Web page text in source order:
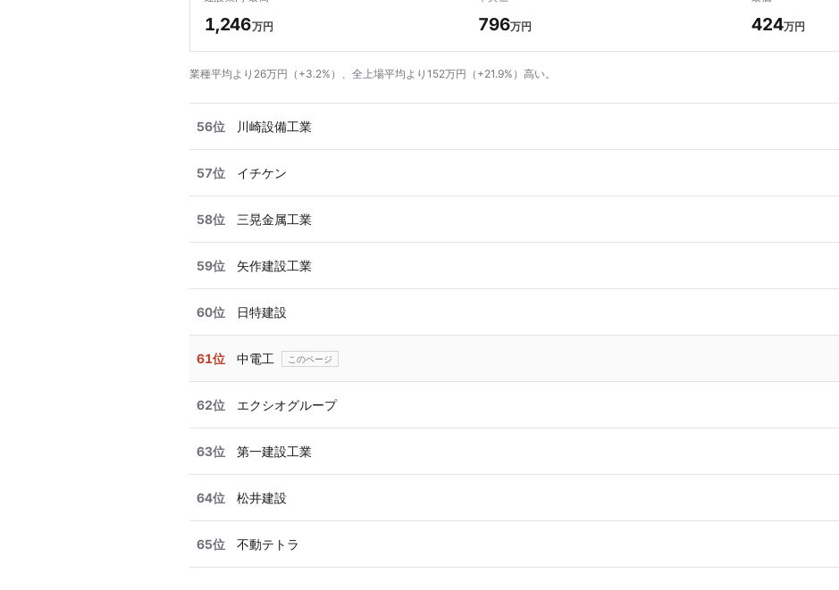
1,246万円 796万円 424万円
業種平均より26万円（+3.2%）、全上場平均より152万円（+21.9%）高い。
56位 川崎設備工業
57位 イチケン
58位 三晃金属工業
59位 矢作建設工業
60位 日特建設
61位 中電工
62位 エクシオグループ
63位 第一建設工業
64位 松井建設
65位 不動テトラ